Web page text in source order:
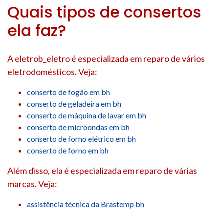
Quais tipos de consertos
ela faz?
A eletrob_eletro é especializada em reparo de vários
eletrodomésticos. Veja:
conserto de fogão em bh
conserto de geladeira em bh
conserto de máquina de lavar em bh
conserto de microondas em bh
conserto de forno elétrico em bh
conserto de forno em bh
Além disso, ela é especializada em reparo de várias
marcas. Veja:
assistência técnica da Brastemp bh